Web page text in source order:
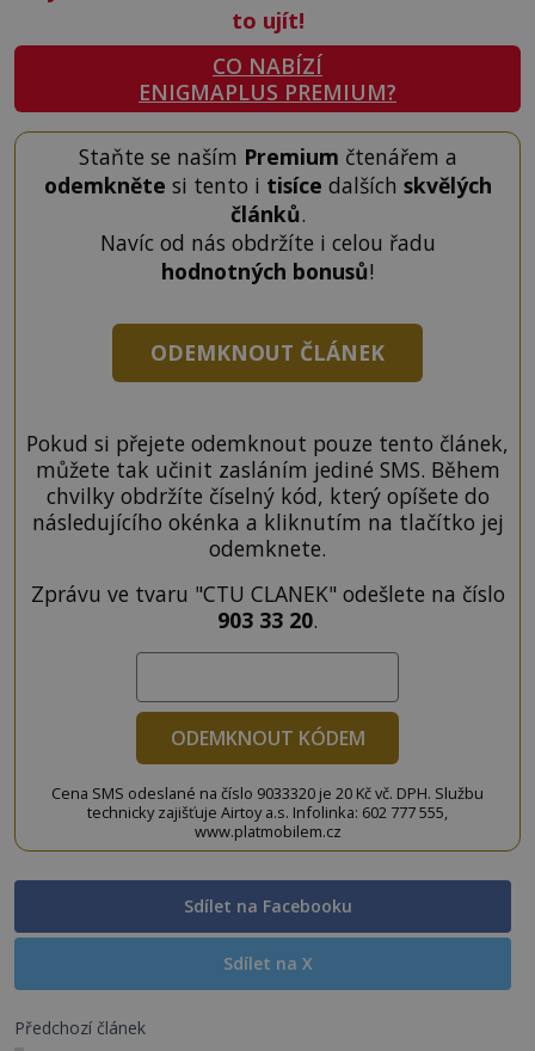
to ujít!
CO NABÍZÍ
ENIGMAPLUS PREMIUM?
Staňte se naším Premium čtenářem a
odemkněte si tento i tisíce dalších skvělých
článků.
Navíc od nás obdržíte i celou řadu
hodnotných bonusů!
ODEMKNOUT ČLÁNEK
Pokud si přejete odemknout pouze tento článek,
můžete tak učinit zasláním jediné SMS. Během
chvilky obdržíte číselný kód, který opíšete do
následujícího okénka a kliknutím na tlačítko jej
odemknete.
Zprávu ve tvaru "CTU CLANEK" odešlete na číslo
903 33 20.
ODEMKNOUT KÓDEM
Cena SMS odeslané na číslo 9033320 je 20 Kč vč. DPH. Službu
technicky zajišťuje Airtoy a.s. Infolinka: 602 777 555,
www.platmobilem.cz
Sdílet na Facebooku
Sdílet na X
Předchozí článek